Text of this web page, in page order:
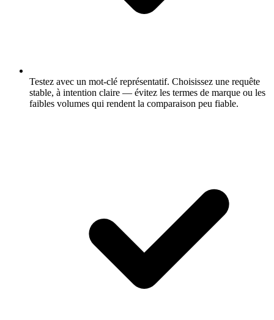
Testez avec un mot-clé représentatif. Choisissez une requête
stable, à intention claire — évitez les termes de marque ou les
faibles volumes qui rendent la comparaison peu fiable.